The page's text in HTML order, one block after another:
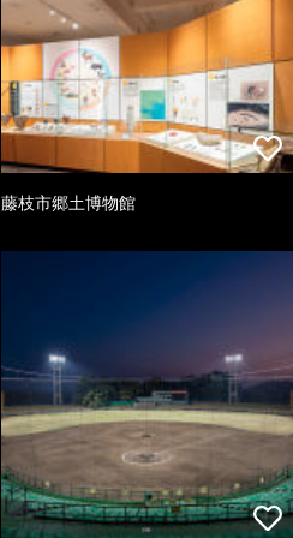
藤枝市郷土博物館